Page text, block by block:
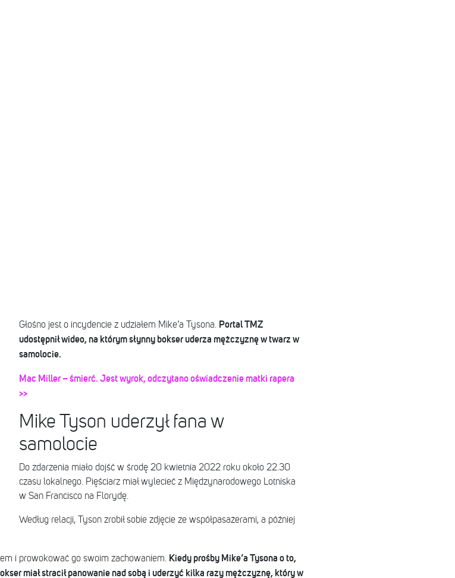
Głośno jest o incydencie z udziałem Mike’a Tysona. Portal TMZ
udostępnił wideo, na którym słynny bokser uderza mężczyznę w twarz w
samolocie.
Mac Miller – śmierć. Jest wyrok, odczytano oświadczenie matki rapera
>>
Mike Tyson uderzył fana w
samolocie
Do zdarzenia miało dojść w środę 20 kwietnia 2022 roku około 22.30
czasu lokalnego. Pięściarz miał wylecieć z Międzynarodowego Lotniska
w San Francisco na Florydę.
Według relacji, Tyson zrobił sobie zdjęcie ze współpasażerami, a później
i prowokować go swoim zachowaniem. Kiedy prośby Mike’a Tysona o to,
miał stracił panowanie nad sobą i uderzyć kilka razy mężczyznę, który w